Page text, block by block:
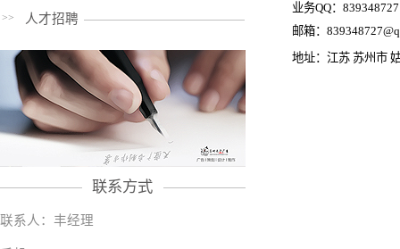
>> 人才招聘
联系方式
联系人：丰经理
业务QQ：839348727
邮箱：
地址：江苏 苏州市